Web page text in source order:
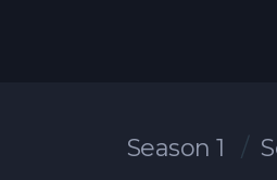
Season 1